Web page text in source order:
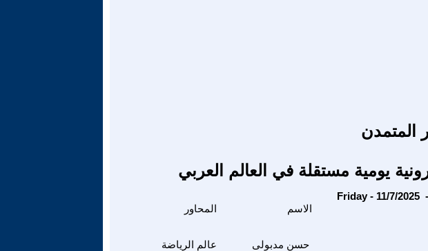
المتمدن
يومية مستقلة في العالم العربي
الاسم
عالم الرياضة حسن مدبولى